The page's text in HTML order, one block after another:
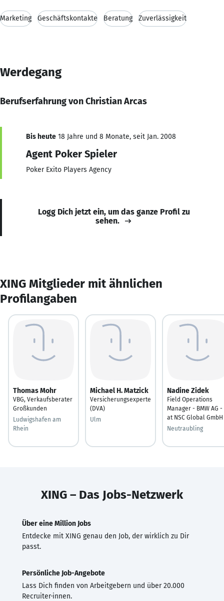
Marketing Geschäftskontakte Beratung Zuverlässigkeit
Werdegang
Berufserfahrung von Christian Arcas
Bis heute 18 Jahre und 8 Monate, seit Jan. 2008
Agent Poker Spieler
Poker Exito Players Agency
Logg Dich jetzt ein, um das ganze Profil zu
sehen.
XING Mitglieder mit ähnlichen
Profilangaben
Thomas Mohr
VBG, Verkaufsberater
Großkunden
Ludwigshafen am
Rhein
Michael H. Matzick
Versicherungsexperte
(DVA)
Ulm
Nadine Zidek
Field Operations
Manager - BMW AG -
at NSC Global GmbH
Neutraubling
XING – Das Jobs-Netzwerk
Über eine Million Jobs
Entdecke mit XING genau den Job, der wirklich zu Dir
passt.
Persönliche Job-Angebote
Lass Dich finden von Arbeitgebern und über 20.000
Recruiter·innen.